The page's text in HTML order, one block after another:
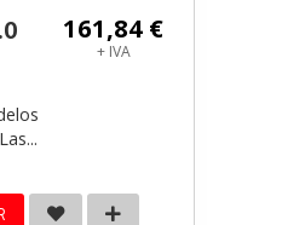
161,84 €
+ IVA